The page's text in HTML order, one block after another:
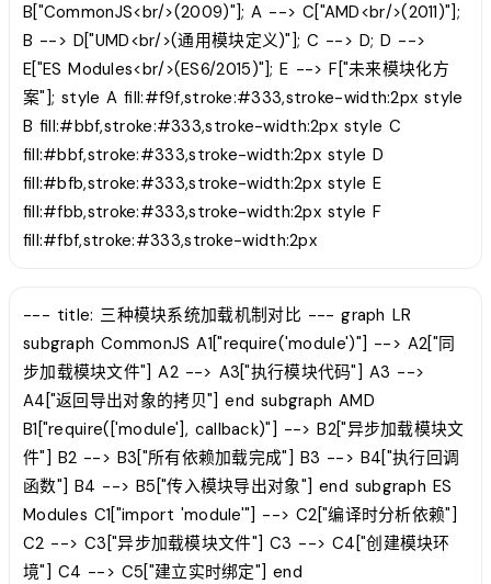
B["CommonJS<br/>(2009)"]; A --> C["AMD<br/>(2011)"];
B --> D["UMD<br/>(通用模块定义)"]; C --> D; D -->
E["ES Modules<br/>(ES6/2015)"]; E --> F["未来模块化方
案"]; style A fill:#f9f,stroke:#333,stroke-width:2px style
B fill:#bbf,stroke:#333,stroke-width:2px style C
fill:#bbf,stroke:#333,stroke-width:2px style D
fill:#bfb,stroke:#333,stroke-width:2px style E
fill:#fbb,stroke:#333,stroke-width:2px style F
fill:#fbf,stroke:#333,stroke-width:2px
--- title: 三种模块系统加载机制对比 --- graph LR
subgraph CommonJS A1["require('module')"] --> A2["同
步加载模块文件"] A2 --> A3["执行模块代码"] A3 -->
A4["返回导出对象的拷贝"] end subgraph AMD
B1["require(['module'], callback)"] --> B2["异步加载模块文
件"] B2 --> B3["所有依赖加载完成"] B3 --> B4["执行回调
函数"] B4 --> B5["传入模块导出对象"] end subgraph ES
Modules C1["import 'module'"] --> C2["编译时分析依赖"]
C2 --> C3["异步加载模块文件"] C3 --> C4["创建模块环
境"] C4 --> C5["建立实时绑定"] end